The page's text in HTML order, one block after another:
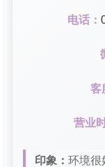
电话：
客
营业
印象： 环境很